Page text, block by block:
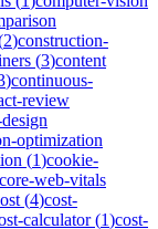
2)construction-
(3)content
)continuous-
review
optimization
(1)cookie-
core-web-vitals
(4)cost-
calculator(1)cost-